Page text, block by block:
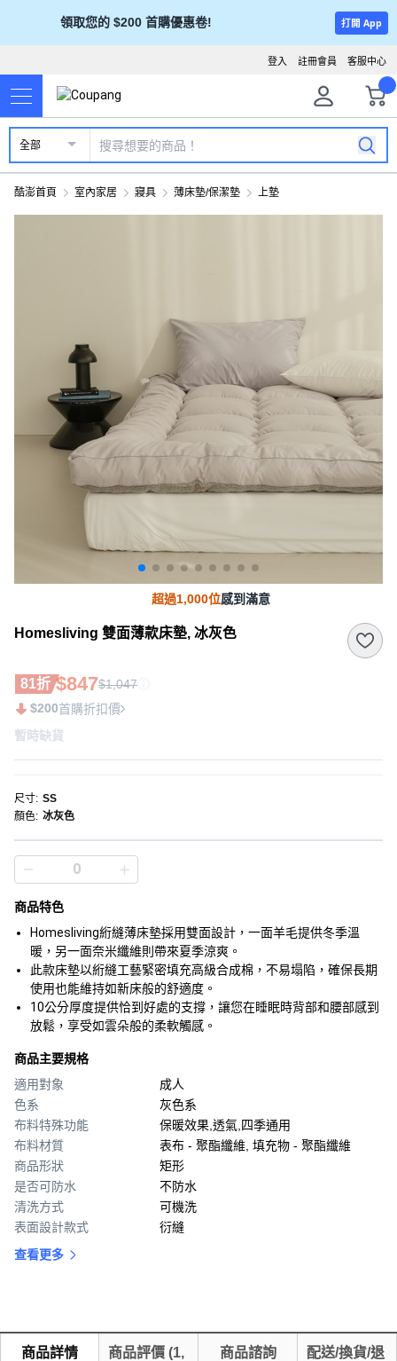
領取您的 $200 首購優惠卷! 打開 App
客服中心
註冊會員
登入
全部
酷澎首頁 室內家居 寢具 薄床墊/保潔墊 上墊
超過1,000位感到滿意
Homesliving 雙面薄款床墊, 冰灰色
81折 $847$1,047
$200首購折扣價
暫時缺貨
尺寸: SS
顏色: 冰灰色
商品特色
Homesliving絎縫薄床墊採用雙面設計，一面羊毛提供冬季溫
暖，另一面奈米纖維則帶來夏季涼爽。
此款床墊以絎縫工藝緊密填充高級合成棉，不易塌陷，確保長期
使用也能維持如新床般的舒適度。
10公分厚度提供恰到好處的支撐，讓您在睡眠時背部和腰部感到
放鬆，享受如雲朵般的柔軟觸感。
商品主要規格
適用對象
成人
色系
灰色系
布料特殊功能
保暖效果,透氣,四季通用
布料材質
表布 - 聚酯纖維, 填充物 - 聚酯纖維
商品形狀
矩形
是否可防水
不防水
清洗方式
可機洗
表面設計款式
衍縫
查看更多
商品詳情 商品評價 (1,
商品諮詢
配送/換貨/退